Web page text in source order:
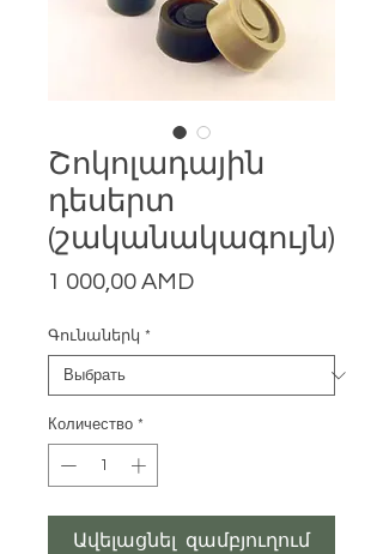
Շոկոլադային
դեսերտ
(շականակագույն)
1 000,00 AMDЦена
Գունաներկ *
Количество *
Ավելացնել զամբյուղում